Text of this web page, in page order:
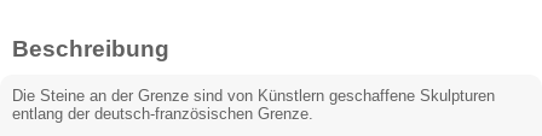
Beschreibung
Die Steine an der Grenze sind von Künstlern geschaffene Skulpturen
entlang der deutsch-französischen Grenze.